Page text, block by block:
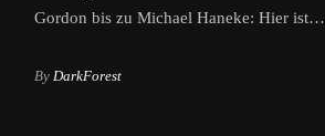
Gordon bis zu Michael Haneke: Hier ist…
By DarkForest